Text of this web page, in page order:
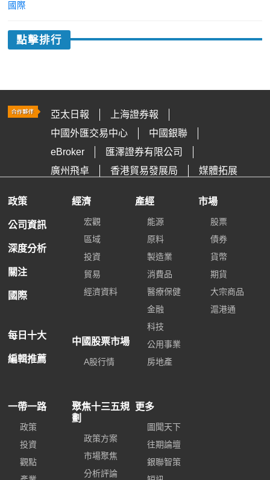
國際
點擊排行
亞太日報
上海證券報
中國外匯交易中心
中國銀聯
eBroker
匯澤證券有限公司
廣州飛卓
香港貿易發展局 媒體拓展
政策
公司資訊
深度分析
關注
國際
每日十大
編輯推薦
經濟
宏觀
區域
投資
貿易
經濟資料
中國股票市場
A股行情
產經
能源
原料
製造業
消費品
醫療保健
金融
科技
公用事業
房地產
市場
股票
債券
貨幣
期貨
大宗商品
滬港通
一帶一路
政策
投資
觀點
聚焦十三五規
劃
政策方案
市場聚焦
分析評論
更多
圖聞天下
往期論壇
銀聯智策